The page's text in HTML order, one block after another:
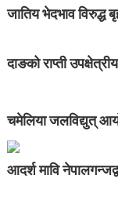
जातिय भेदभाव
दाङको राप्ती
चमेलिया जलविद्युत्
आदर्श मावि